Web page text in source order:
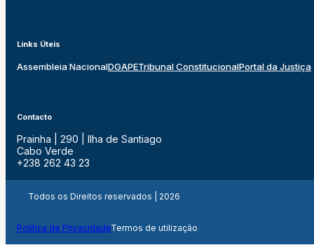
Links Úteis
Assembleia NacionalDGAPETribunal ConstitucionalPortal da Justiça
Contacto
Prainha | 290 | Ilha de Santiago
Cabo Verde
+238 262 43 23
Todos os Direitos reservados | 2026
Politica de PrivacidadeTermos de utilização